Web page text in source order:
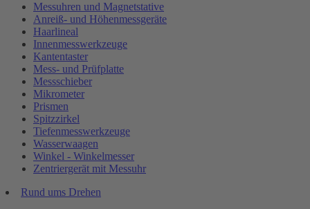
Messuhren und Magnetstative
Anreiß- und Höhenmessgeräte
Haarlineal
Innenmesswerkzeuge
Kantentaster
Mess- und Prüfplatte
Messschieber
Mikrometer
Prismen
Spitzzirkel
Tiefenmesswerkzeuge
Wasserwaagen
Winkel - Winkelmesser
Zentriergerät mit Messuhr
Rund ums Drehen